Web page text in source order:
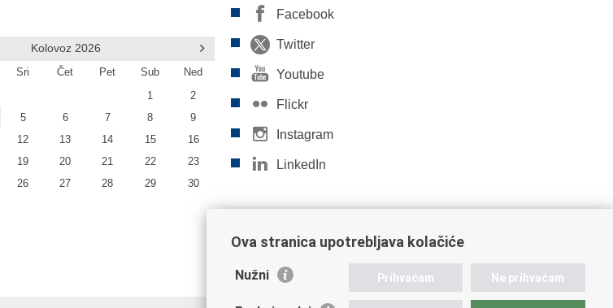
Kolovoz 2026
Sri Čet Pet Sub Ned
1
2
5 6 7 8
9
12 13 14 15
16
19 20 21 22
23
26 27 28 29
30
Facebook
Twitter
Youtube
Flickr
Instagram
LinkedIn
Ova stranica upotrebljava kolačiće
Nužni Prihvaćam Ne prihvaćam